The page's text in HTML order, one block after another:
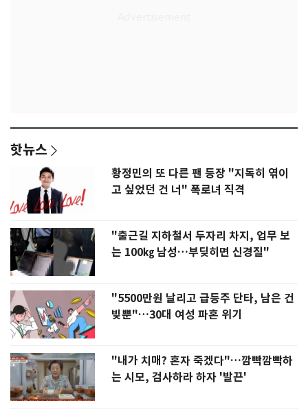
핫뉴스
황정민의 또 다른 팬 등장 "지독히 엮이
고 싶었던 건 너" 폭로녀 직격
"출근길 지하철서 두자리 차지, 업무 보
는 100㎏ 남성…부딪히면 신경질"
"5500만원 날리고 급등주 단타, 남은 건
빚뿐"…30대 여성 파혼 위기
"내가 치매? 혼자 죽겠다"…깜빡깜빡하
는 시모, 검사하라 하자 '발끈'